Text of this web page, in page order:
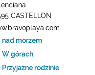
CASTELLON
nad morzem
W górach
Przyjazne rodzinie